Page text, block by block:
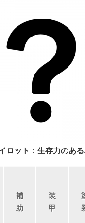
ロット：生存力のあ
補
助
装
甲